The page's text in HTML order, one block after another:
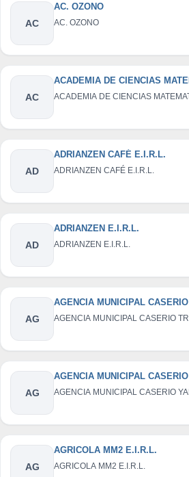
AC
AC. OZONO
AC. OZONO
AC
ACADEMIA DE CIENCIAS
ACADEMIA DE CIENCIAS
AD
ADRIANZEN CAFÉ E.I.R.L.
ADRIANZEN CAFÉ E.I.R.L.
AD
ADRIANZEN E.I.R.L.
ADRIANZEN E.I.R.L.
AG
AGENCIA MUNICIPAL
AGENCIA MUNICIPAL CASERIO
AG
AGENCIA MUNICIPAL
AGENCIA MUNICIPAL CASERIO
AG
AGRICOLA MM2 E.I.R.L.
AGRICOLA MM2 E.I.R.L.